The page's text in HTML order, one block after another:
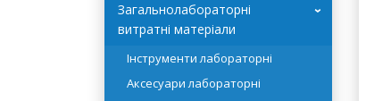
Експрес контроль якості
Загальнолабораторні
витратні матеріали